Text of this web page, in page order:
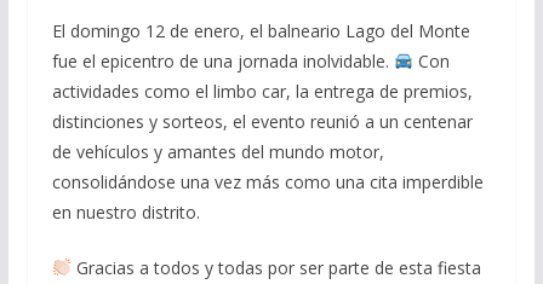
El domingo 12 de enero, el balneario Lago del Monte
fue el epicentro de una jornada inolvidable.
Con
actividades como el limbo car, la entrega de premios,
distinciones y sorteos, el evento reunió a un centenar
de vehículos y amantes del mundo motor,
consolidándose una vez más como una cita imperdible
en nuestro distrito.
Gracias a todos y todas por ser parte de esta fiesta